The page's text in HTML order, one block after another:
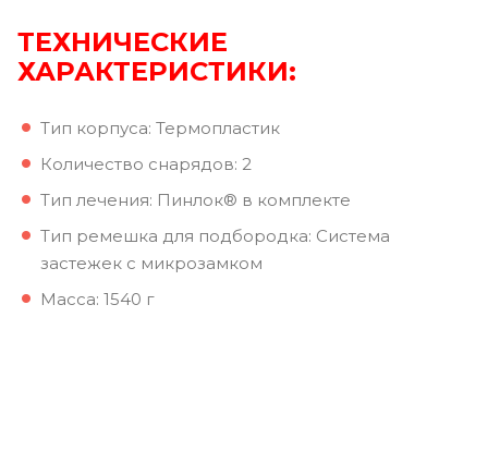
ТЕХНИЧЕСКИЕ
ХАРАКТЕРИСТИКИ:
Тип корпуса: Термопластик
Количество снарядов: 2
Тип лечения: Пинлок® в комплекте
Тип ремешка для подбородка: Система
застежек с микрозамком
Масса: 1540 г